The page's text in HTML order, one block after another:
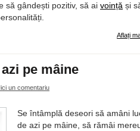
să gândești pozitiv, să ai voință și
Aflați
pe mâine
un comentariu
Se întâmplă deseori să amâni
de azi pe mâine, să rămâi